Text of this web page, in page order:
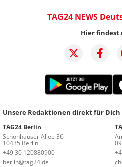
TAG24 NEWS
Hier findest
Unsere Redaktionen direkt für Dich
TAG24 Berlin
Schönhauser Allee 36
10435 Berlin
+49 30 120880900
berlin@tag24.de